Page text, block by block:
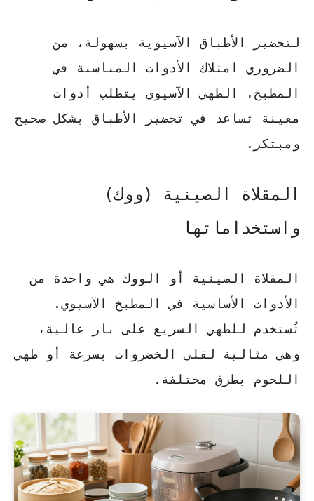
لتحضير الأطباق الآسيوية بسهولة، من
الضروري امتلاك الأدوات المناسبة في
المطبخ. الطهي الآسيوي يتطلب أدوات
معينة تساعد في تحضير الأطباق بشكل صحيح
ومبتكر.
المقلاة الصينية (ووك)
واستخداماتها
المقلاة الصينية أو الووك هي واحدة من
الأدوات الأساسية في المطبخ الآسيوي.
تُستخدم للطهي السريع على نار عالية،
وهي مثالية لقلي الخضروات بسرعة أو طهي
اللحوم بطرق مختلفة.